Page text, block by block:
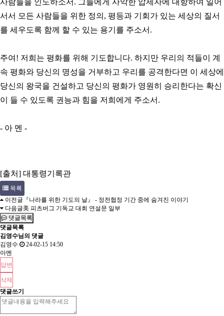
사람들을 인도하소서. 그들에게 사악한 압제자에 대항하여 일어
서서 모든 사람들을 위한 정의, 평등과 기회가 있는 세상의 질서
를 세우도록 함께 할 수 있는 용기를 주소서.
주여! 저희는 평화를 위해 기도합니다. 하지만 우리의 적들이 계
속 평화와 당신의 명성을 거부하고 우리를 공격한다면 이 세상에
당신의 왕국을 건설하고 당신의 평화가 영원히 승리한다는 확신
이 들 수 있도록 권능과 힘을 저희에게 주소서.
- 아 멘 -
[출처] 대통령기록관
목록
이전글 『나라를 위한 기도의 날』 - 정전협정 기간 중에 숨겨진 이야기
다음글美 피츠버그 기독교 대회 연설문 일부
댓글목록
댓글목록
김영수님의 댓글
김영수
24-02-15 14:50
아멘
답변
삭제
댓글쓰기